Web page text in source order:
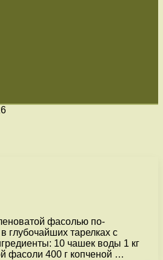
фасолью по-
глубочайших тарелках с
10 чашек воды 1 кг
фасоли 400 г копченой …